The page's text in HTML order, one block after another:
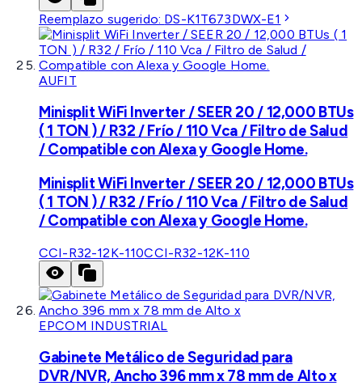
Reemplazo sugerido: DS-K1T673DWX-E1
AUFIT
Minisplit WiFi Inverter / SEER 20 / 12,000 BTUs
( 1 TON ) / R32 / Frío / 110 Vca / Filtro de Salud
/ Compatible con Alexa y Google Home.
Minisplit WiFi Inverter / SEER 20 / 12,000 BTUs
( 1 TON ) / R32 / Frío / 110 Vca / Filtro de Salud
/ Compatible con Alexa y Google Home.
CCI-R32-12K-110CCI-R32-12K-110
EPCOM INDUSTRIAL
Gabinete Metálico de Seguridad para
DVR/NVR, Ancho 396 mm x 78 mm de Alto x